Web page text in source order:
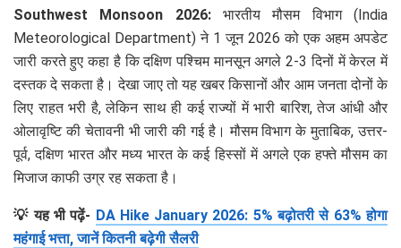
Southwest Monsoon 2026:भारतीय मौसम विभाग (India
Meteorological Department) ने 1 जून 2026 को एक अहम अपडेट
जारी करते हुए कहा है कि दक्षिण पश्चिम मानसून अगले 2-3 दिनों में केरल में
दस्तक दे सकता है। देखा जाए तो यह खबर किसानों और आम जनता दोनों के
लिए राहत भरी है, लेकिन साथ ही कई राज्यों में भारी बारिश, तेज आंधी और
ओलावृष्टि की चेतावनी भी जारी की गई है। मौसम विभाग के मुताबिक, उत्तर-
पूर्व, दक्षिण भारत और मध्य भारत के कई हिस्सों में अगले एक हफ्ते मौसम का
मिजाज काफी उग्र रह सकता है।
💡 यह भी पढ़ें- DA Hike January 2026: 5% बढ़ोतरी से 63% होगा
महंगाई भत्ता, जानें कितनी बढ़ेगी सैलरी